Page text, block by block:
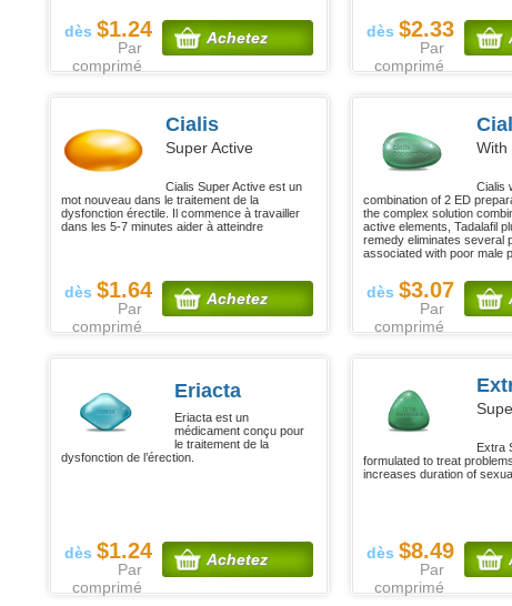
dès $1.24
Par
comprimé
Achetez dès $2.33
Par
comprimé
Cialis
Super Active
Cialis Super Active est un
mot nouveau dans le traitement de la
dysfonction érectile. Il commence à travailler
dans les 5-7 minutes aider à atteindre
dès $1.64
Par
comprimé
Achetez
With
Cialis
combination of 2 ED
the complex solution
active elements, Tadalafil
remedy eliminates several
associated with poor male
dès $3.07
Par
comprimé
Eriacta
Eriacta est un
médicament conçu pour
le traitement de la
dysfonction de l’érection.
dès $1.24
Par
comprimé
Achetez
Extra
formulated to treat
increases duration of
dès $8.49
Par
comprimé